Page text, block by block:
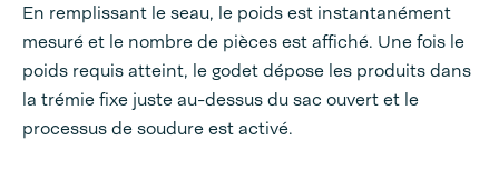
En remplissant le seau, le poids est instantanément
mesuré et le nombre de pièces est affiché. Une fois le
poids requis atteint, le godet dépose les produits dans
la trémie fixe juste au-dessus du sac ouvert et le
processus de soudure est activé.